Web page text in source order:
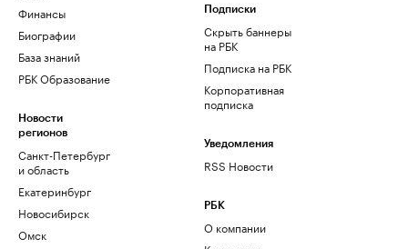
Финансы
Биографии
База знаний
РБК Образование
Новости
регионов
Санкт-Петербург
и область
Екатеринбург
Новосибирск
Омск
Подписки
Скрыть баннеры
на РБК
Подписка на РБК
Корпоративная
подписка
Уведомления
RSS Новости
РБК
О компании